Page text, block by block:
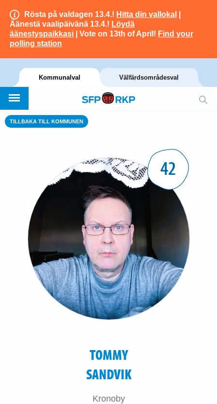
Rösta på valdagen 13.4.! Hitta din vallokal
Äänestä vaalipäivänä 13.4.! Löydä
äänestyspaikkasi | Vote on 13th of April! Find your
polling station
Kommunalval Välfärdsområdesval
TILLBAKA TILL KOMMUNEN
42
TOMMY
SANDVIK
Kronoby